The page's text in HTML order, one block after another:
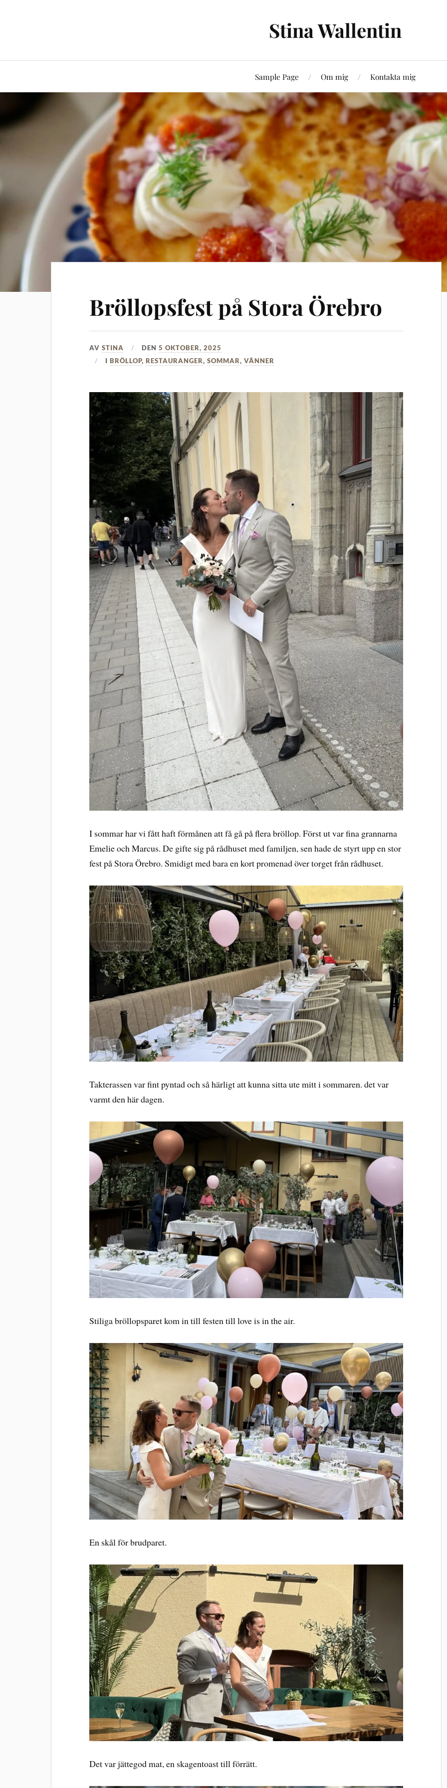
Stina Wallentin
Sample Page Om mig Kontakta mig
Bröllopsfest på Stora Örebro
AVSTINA DEN5 OKTOBER, 2025
IBRÖLLOP,RESTAURANGER,SOMMAR,VÄNNER
I sommar har vi fått haft förmånen att få gå på flera bröllop. Först ut var fina grannarna
Emelie och Marcus. De gifte sig på rådhuset med familjen, sen hade de styrt upp en stor
fest på Stora Örebro. Smidigt med bara en kort promenad över torget från rådhuset.
Takterassen var fint pyntad och så härligt att kunna sitta ute mitt i sommaren. det var
varmt den här dagen.
Stiliga bröllopsparet kom in till festen till love is in the air.
En skål för brudparet.
Det var jättegod mat, en skagentoast till förrätt.